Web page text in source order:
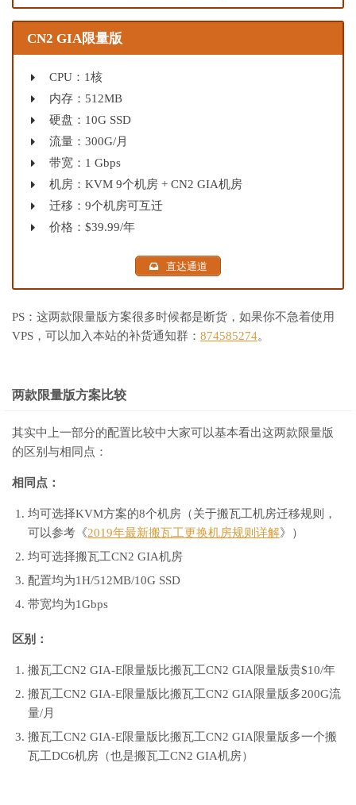
CN2 GIA限量版
CPU：1核
内存：512MB
硬盘：10G SSD
流量：300G/月
带宽：1 Gbps
机房：KVM 9个机房 + CN2 GIA机房
迁移：9个机房可互迁
价格：$39.99/年
直达通道
PS：这两款限量版方案很多时候都是断货，如果你不急着使用
VPS，可以加入本站的补货通知群： 874585274。
两款限量版方案比较
其实中上一部分的配置比较中大家可以基本看出这两款限量版
的区别与相同点：
相同点：
均可选择KVM方案的8个机房（关于搬瓦工机房迁移规则，
可以参考《2019年最新搬瓦工更换机房规则详解》）
均可选择搬瓦工CN2 GIA机房
配置均为1H/512MB/10G SSD
带宽均为1Gbps
区别：
搬瓦工CN2 GIA-E限量版比搬瓦工CN2 GIA限量版贵$10/年
搬瓦工CN2 GIA-E限量版比搬瓦工CN2 GIA限量版多200G流
量/月
搬瓦工CN2 GIA-E限量版比搬瓦工CN2 GIA限量版多一个搬
瓦工DC6机房（也是搬瓦工CN2 GIA机房）